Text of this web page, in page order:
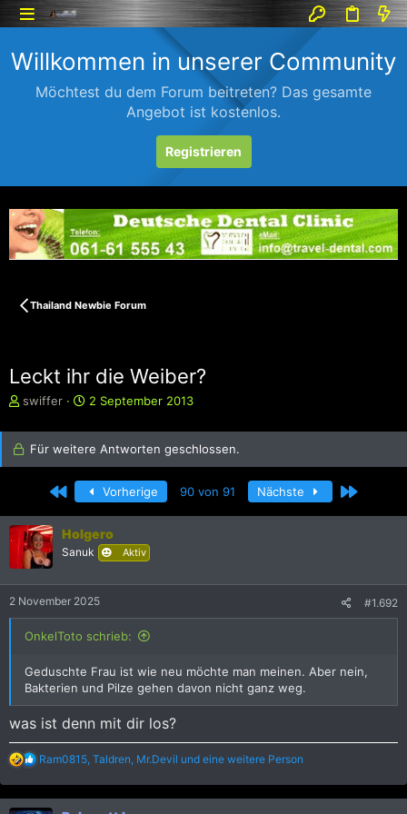
Willkommen in unserer Community
Möchtest du dem Forum beitreten? Das gesamte
Angebot ist kostenlos.
Registrieren
Thailand Newbie Forum
Leckt ihr die Weiber?
E
s
t
e
e
r
swiffer
E
s
t
e
l
l
t
a
m
2 September 2013
Für weitere Antworten geschlossen.
Erste Vorherige 90 von 91 Nächste Letzte
Holgero
Sanuk Aktiv
2 November 2025 #1.692
OnkelToto schrieb:
Geduschte Frau ist wie neu möchte man meinen. Aber nein,
Bakterien und Pilze gehen davon nicht ganz weg.
was ist denn mit dir los?
R
a
k
Ram0815 Taldren Mr.Devil und eine weitere Person